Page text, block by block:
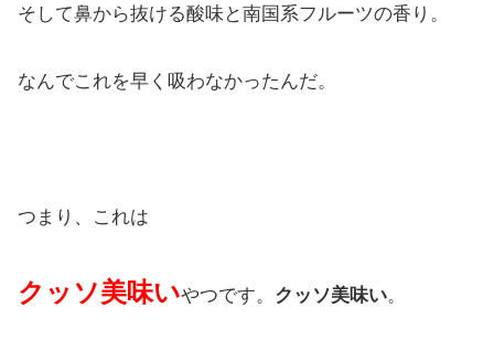
そして鼻から抜ける酸味と南国系フルーツの香り。
なんでこれを早く吸わなかったんだ。
つまり、これは
クッソ美味いやつです。 クッソ美味い。